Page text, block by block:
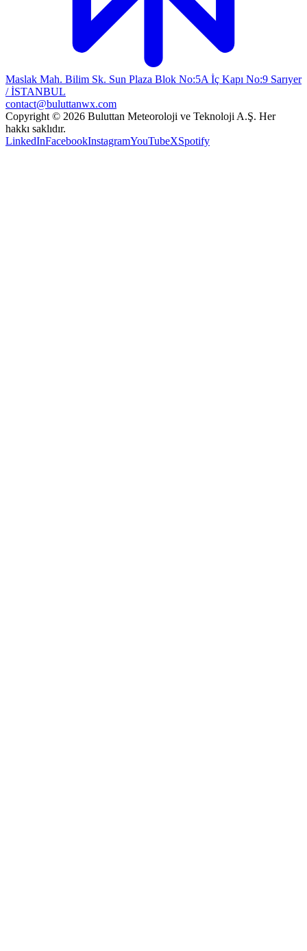
Maslak Mah. Bilim Sk. Sun Plaza Blok No:5A İç Kapı No:9 Sarıyer
/ İSTANBUL
contact@buluttanwx.com
Copyright © 2026 Buluttan Meteoroloji ve Teknoloji A.Ş. Her
hakkı saklıdır.
LinkedInFacebookInstagramYouTubeXSpotify